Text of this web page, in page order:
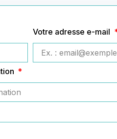
Votre adresse e-mail